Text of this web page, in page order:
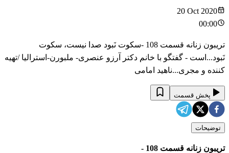
20 Oct 2020
00:00
تریبون زنانه قسمت 108 -سکوت نَبود صدا نیست، سکوت
نَبود...است - گفتگو با خانم دکتر آرزو عنصری- ملبورن-استرالیا /تهیه
کننده و مجری...ناهید امامی
پخش قسمت
توضیحات
تریبون زنانه قسمت 108 -